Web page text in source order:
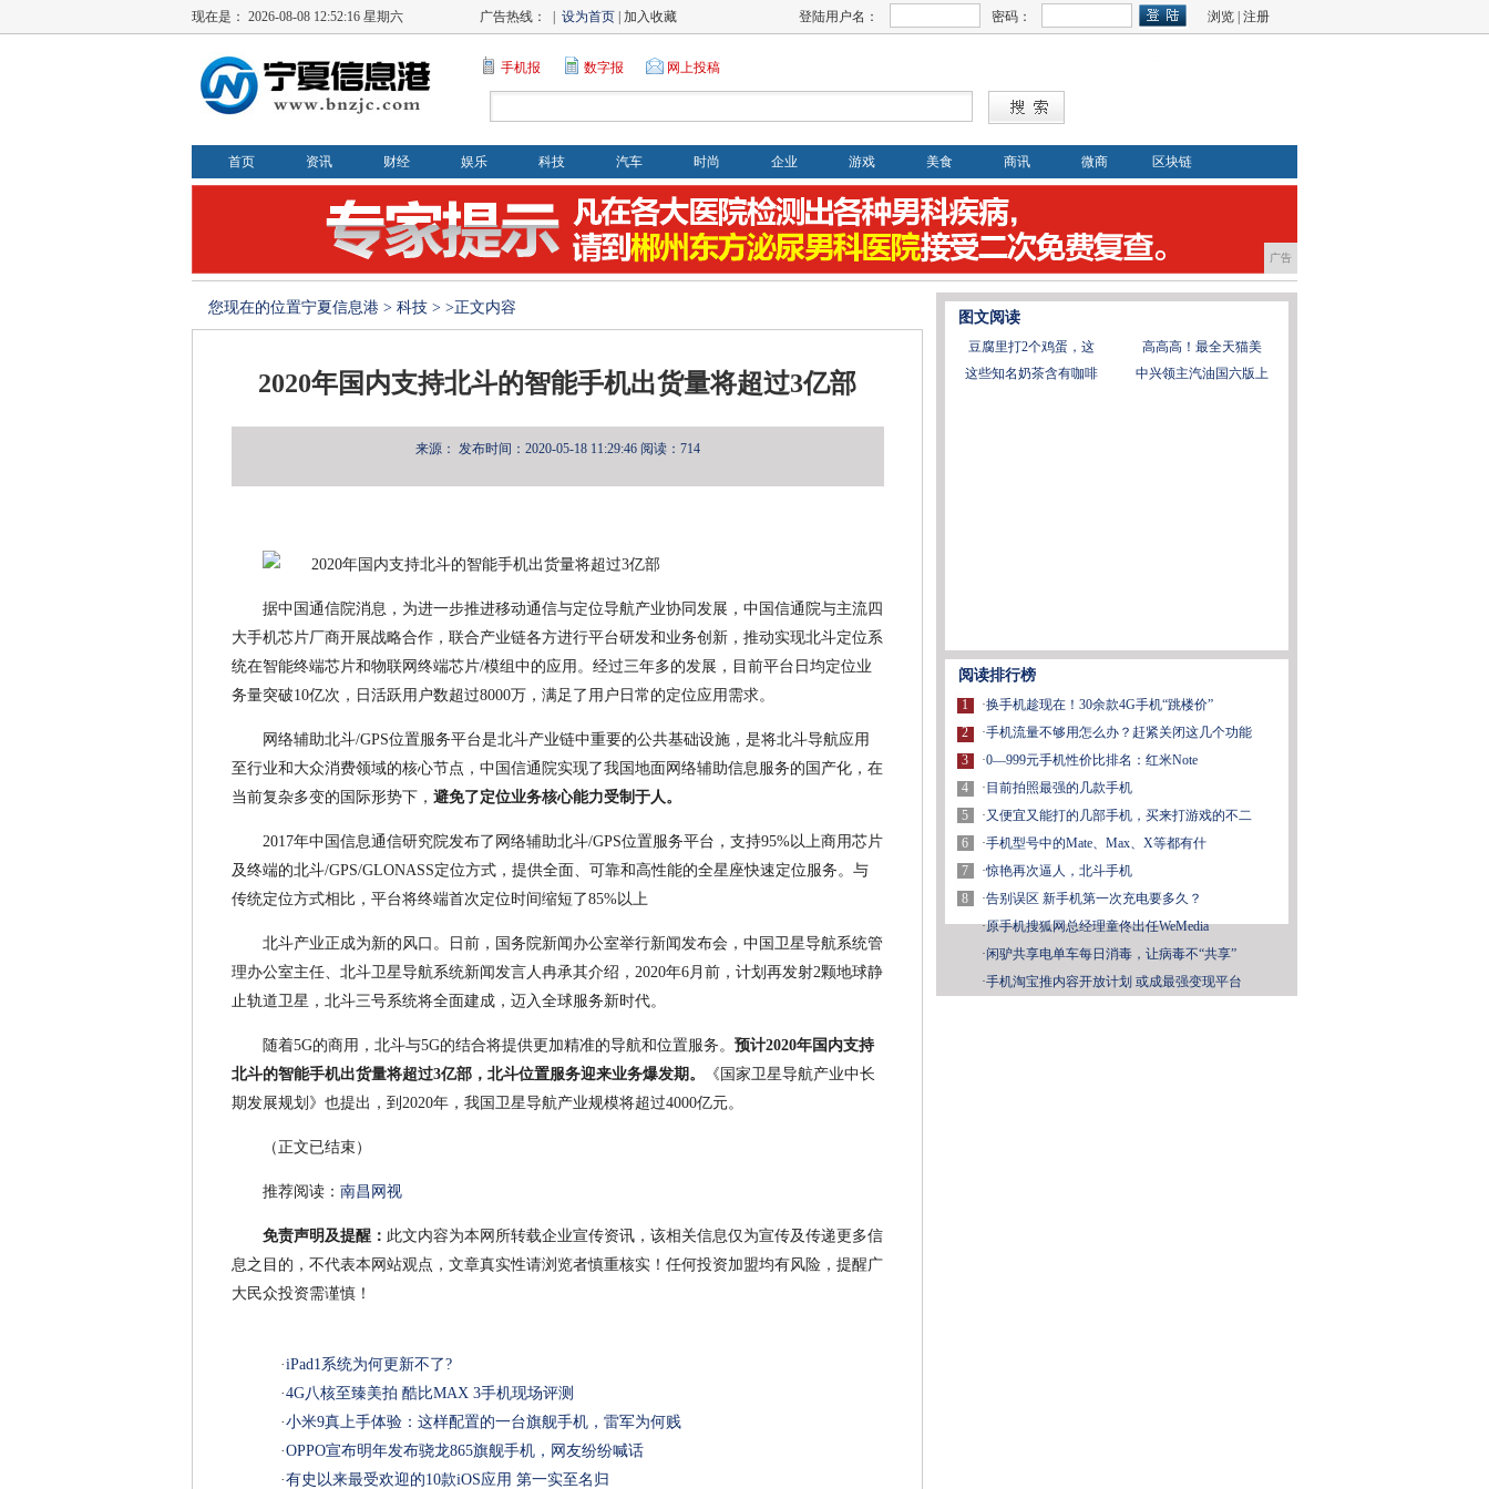
现在是： 2026-08-08 12:52:16 星期六 广告热线： | 设为首页 | 加入收藏 登陆用户名： 密码： 浏览 注册
手机报 数字报 网上投稿
首页 资讯 财经 娱乐 科技 汽车 时尚 企业 游戏 美食 商讯 微商 区块链
广告
您现在的位置宁夏信息港 > 科技 > >正文内容
2020年国内支持北斗的智能手机出货量将超过3亿部
来源： 发布时间：2020-05-18 11:29:46 阅读：714
据中国通信院消息，为进一步推进移动通信与定位导航产业协同发展，中国信通院与主流四
大手机芯片厂商开展战略合作，联合产业链各方进行平台研发和业务创新，推动实现北斗定位系
统在智能终端芯片和物联网终端芯片/模组中的应用。经过三年多的发展，目前平台日均定位业
务量突破10亿次，日活跃用户数超过8000万，满足了用户日常的定位应用需求。
网络辅助北斗/GPS位置服务平台是北斗产业链中重要的公共基础设施，是将北斗导航应用
至行业和大众消费领域的核心节点，中国信通院实现了我国地面网络辅助信息服务的国产化，在
当前复杂多变的国际形势下， 避免了定位业务核心能力受制于人。
2017年中国信息通信研究院发布了网络辅助北斗/GPS位置服务平台，支持95%以上商用芯片
及终端的北斗/GPS/GLONASS定位方式，提供全面、可靠和高性能的全星座快速定位服务。与
传统定位方式相比，平台将终端首次定位时间缩短了85%以上
北斗产业正成为新的风口。日前，国务院新闻办公室举行新闻发布会，中国卫星导航系统管
理办公室主任、北斗卫星导航系统新闻发言人冉承其介绍，2020年6月前，计划再发射2颗地球静
止轨道卫星，北斗三号系统将全面建成，迈入全球服务新时代。
随着5G的商用，北斗与5G的结合将提供更加精准的导航和位置服务。 预计2020年国内支持
北斗的智能手机出货量将超过3亿部，北斗位置服务迎来业务爆发期。
《国家卫星导航产业中长
期发展规划》也提出，到2020年，我国卫星导航产业规模将超过4000亿元。
（正文已结束）
推荐阅读： 南昌网视
免责声明及提醒： 此文内容为本网所转载企业宣传资讯，该相关信息仅为宣传及传递更多信
息之目的，不代表本网站观点，文章真实性请浏览者慎重核实！任何投资加盟均有风险，提醒广
大民众投资需谨慎！
·iPad1系统为何更新不了?
·4G八核至臻美拍 酷比MAX 3手机现场评测
·小米9真上手体验：这样配置的一台旗舰手机，雷军为何贱
·OPPO宣布明年发布骁龙865旗舰手机，网友纷纷喊话
·有史以来最受欢迎的10款iOS应用 第一实至名归
图文阅读
豆腐里打2个鸡蛋，这
​高高高！最全天猫美
这些知名奶茶含有咖啡
中兴领主汽油国六版上
阅读排行榜
1
2
3
4
5
6
7
8
·换手机趁现在！30余款4G手机“跳楼价”
·手机流量不够用怎么办？赶紧关闭这几个功能
·0—999元手机性价比排名：红米Note
· 目前拍照最强的几款手机
·又便宜又能打的几部手机，买来打游戏的不二
·手机型号中的Mate、Max、X等都有什
·惊艳再次逼人，北斗手机
·告别误区 新手机第一次充电要多久？
·原手机搜狐网总经理童佟出任WeMedia
·闲驴共享电单车每日消毒，让病毒不“共享”
·手机淘宝推内容开放计划 或成最强变现平台